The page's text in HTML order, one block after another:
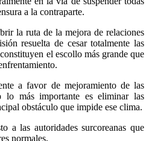
a la contraparte.
la ruta de la mejora de relaciones
resuelta de cesar totalmente las
el escollo más grande que
a favor de mejoramiento de las
lo más importante es eliminar las
obstáculo que impide ese clima.
las autoridades surcoreanas que
normales.